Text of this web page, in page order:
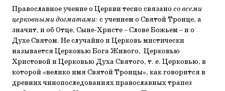
Православное учение о Церкви тесно связано со всеми
церковными догматами: с учением о Святой Троице, а
значит, и об Отце, Сыне-Христе – Слове Божьем – и о
Духе Святом. Не случайно и Церковь мистически
называется Церковью Бога Живого, Церковью
Христовой и Церковью Духа Святого, т. е. Церковью, в
которой «велико имя Святой Тро­ицы», как говорится в
древних чинопоследованиях право­славных трапез